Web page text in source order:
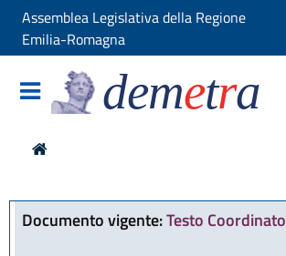
Assemblea Legislativa della Regione
Emilia-Romagna
demetra
Documento vigente:Testo Coordinato